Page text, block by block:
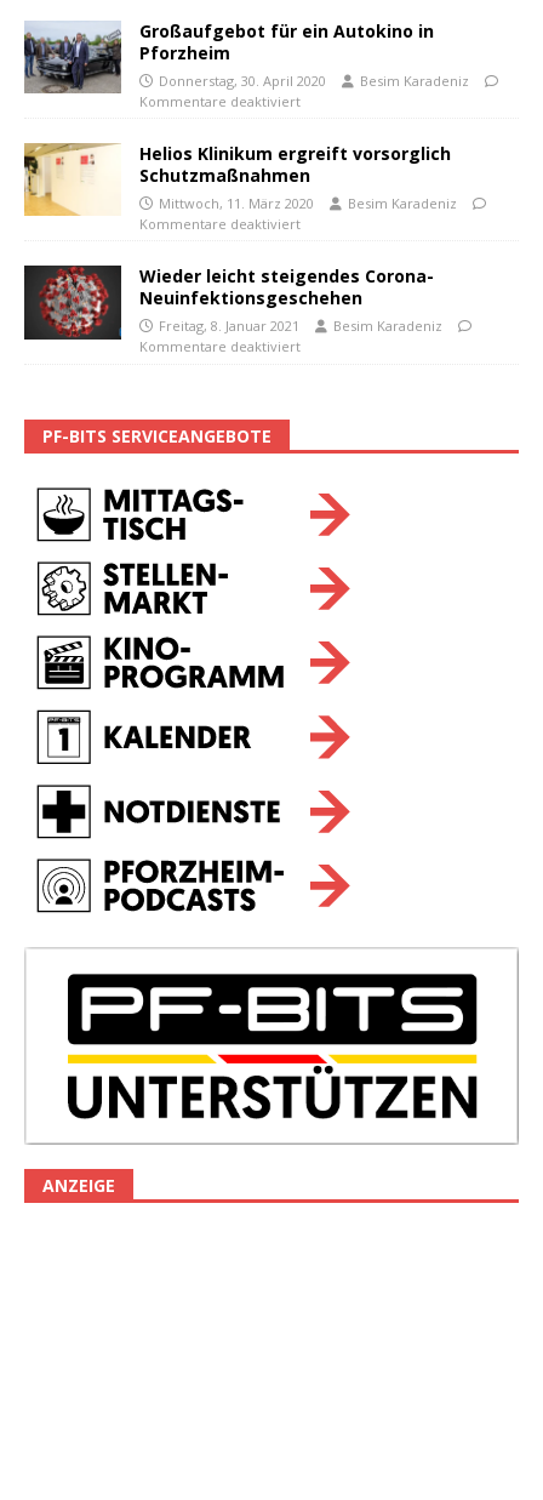
Großaufgebot für ein Autokino in
Pforzheim
Donnerstag, 30. April 2020
Besim Karadeniz
Kommentare deaktiviert
Helios Klinikum ergreift vorsorglich
Schutzmaßnahmen
Mittwoch, 11. März 2020
Besim Karadeniz
Kommentare deaktiviert
Wieder leicht steigendes Corona-
Neuinfektionsgeschehen
Freitag, 8. Januar 2021
Besim Karadeniz
Kommentare deaktiviert
PF-BITS SERVICEANGEBOTE
ANZEIGE